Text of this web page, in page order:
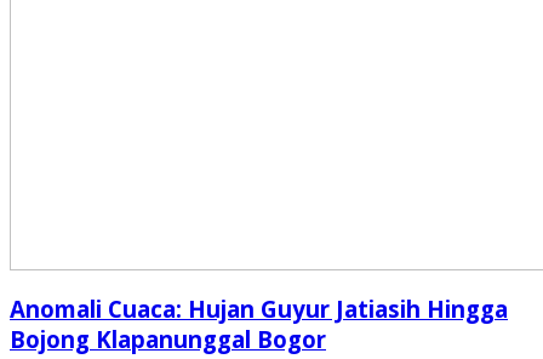
Anomali Cuaca: Hujan Guyur Jatiasih Hingga
Bojong Klapanunggal Bogor